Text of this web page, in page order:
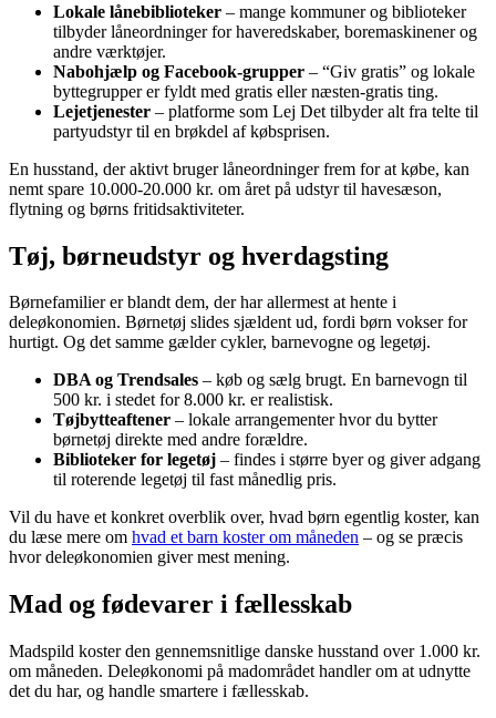
Lokale lånebiblioteker – mange kommuner og biblioteker
tilbyder låneordninger for haveredskaber, boremaskinener og
andre værktøjer.
Nabohjælp og Facebook-grupper – “Giv gratis” og lokale
byttegrupper er fyldt med gratis eller næsten-gratis ting.
Lejetjenester – platforme som Lej Det tilbyder alt fra telte til
partyudstyr til en brøkdel af købsprisen.
En husstand, der aktivt bruger låneordninger frem for at købe, kan
nemt spare 10.000-20.000 kr. om året på udstyr til havesæson,
flytning og børns fritidsaktiviteter.
Tøj, børneudstyr og hverdagsting
Børnefamilier er blandt dem, der har allermest at hente i
deleøkonomien. Børnetøj slides sjældent ud, fordi børn vokser for
hurtigt. Og det samme gælder cykler, barnevogne og legetøj.
DBA og Trendsales – køb og sælg brugt. En barnevogn til
500 kr. i stedet for 8.000 kr. er realistisk.
Tøjbytteaftener – lokale arrangementer hvor du bytter
børnetøj direkte med andre forældre.
Biblioteker for legetøj – findes i større byer og giver adgang
til roterende legetøj til fast månedlig pris.
Vil du have et konkret overblik over, hvad børn egentlig koster, kan
du læse mere om hvad et barn koster om måneden – og se præcis
hvor deleøkonomien giver mest mening.
Mad og fødevarer i fællesskab
Madspild koster den gennemsnitlige danske husstand over 1.000 kr.
om måneden. Deleøkonomi på madområdet handler om at udnytte
det du har, og handle smartere i fællesskab.